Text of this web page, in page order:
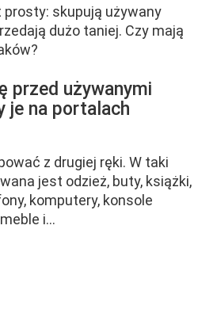
prosty: skupują używany
dużo taniej. Czy mają
przed używanymi
je na portalach
z drugiej ręki. W taki
jest odzież, buty, książki,
komputery, konsole
i...